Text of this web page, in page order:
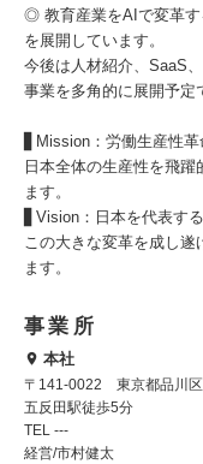
◎ 教育産業をAIで変革す
を展開しています。
今後は人材紹介、SaaS
事業を多角的に展開予定
▋Mission：労働生産性
日本全体の生産性を飛
ます。
▋Vision：日本を代表す
この大きな変革を成し遂
ます。
事業所
本社
〒141-0022 東京都品川区
五反田駅徒歩5分
TEL ---
経営/市村健太